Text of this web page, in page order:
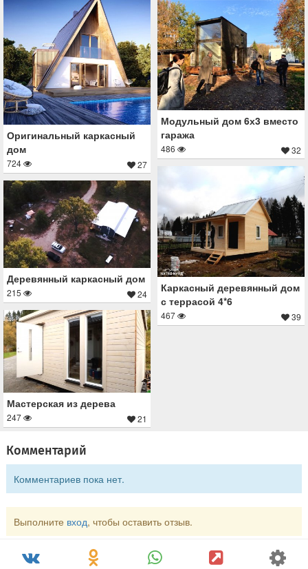
Оригинальный каркасный
дом
724 27
Модульный дом 6х3 вместо
гаража
486 32
Каркасный деревянный дом
с террасой 4*6
467 39
Деревянный каркасный дом
215 24
Мастерская из дерева
247 21
Комментарий
Комментариев пока нет.
Выполните вход, чтобы оставить отзыв.